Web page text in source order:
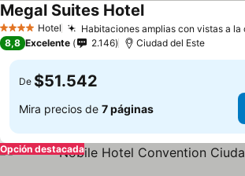
4 EstrellasHotel Habitaciones amplias con vistas a la
Megal Suites Hotel
8,8 Excelente 2.146 Ciudad del Este
De $51.542
Mira precios de 7 páginas
Opción destacada